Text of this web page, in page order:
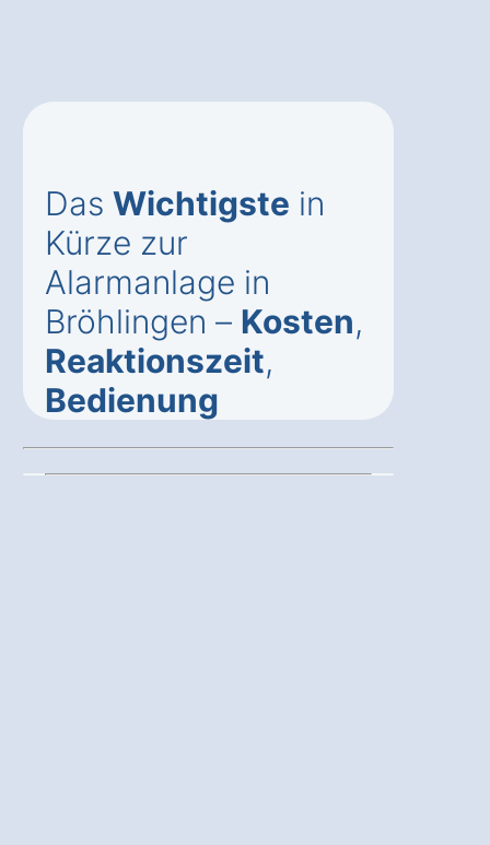
Das Wichtigste in
Kürze zur
Alarmanlage in
Bröhlingen – Kosten,
Reaktionszeit,
Bedienung